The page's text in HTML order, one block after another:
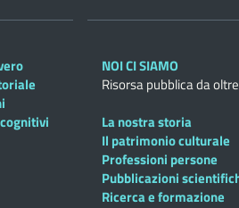
NOI CI SIAMO
Risorsa pubblica da
La nostra storia
Il patrimonio culturale
Professioni persone
Pubblicazioni
Ricerca e formazione